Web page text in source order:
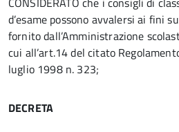
d’esame possono avvalersi ai fini
fornito dall’Amministrazione
cui all’art.14 del citato
luglio 1998 n. 323;
DECRETA